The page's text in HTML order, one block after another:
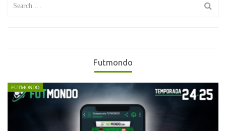
Futmondo
FUTMONDO